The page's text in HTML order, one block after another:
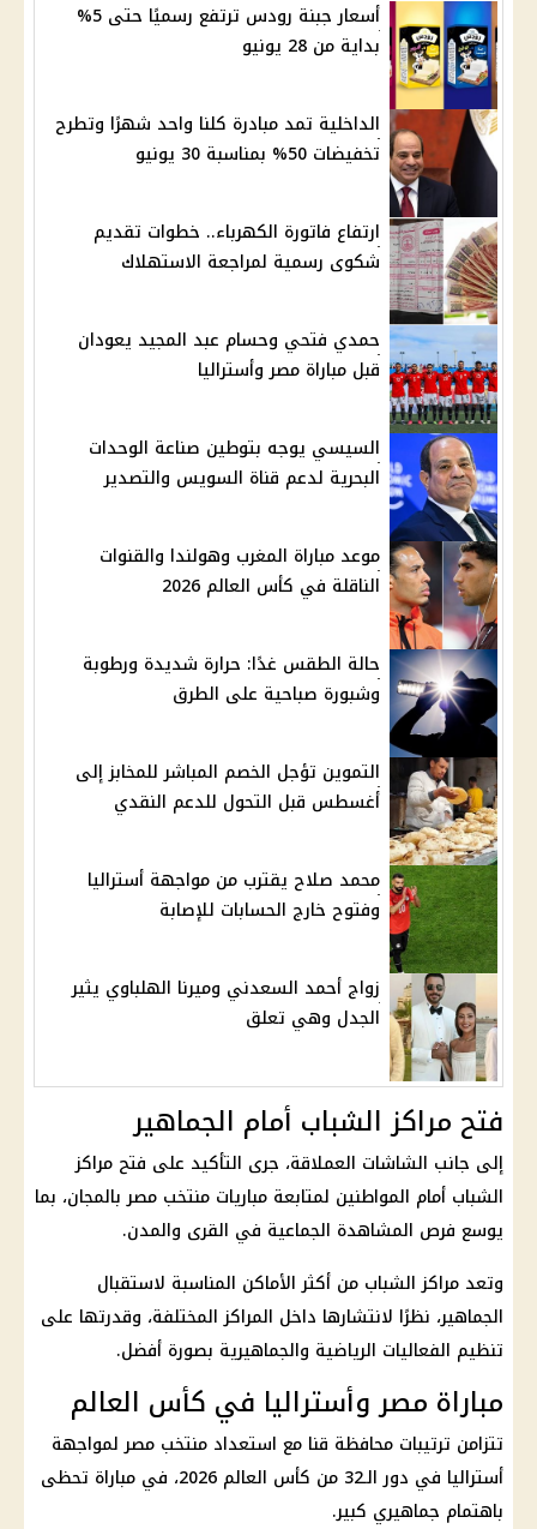
أسعار جبنة رودس ترتفع رسميًا حتى 5%
بداية من 28 يونيو
الداخلية تمد مبادرة كلنا واحد شهرًا وتطرح
تخفيضات 50% بمناسبة 30 يونيو
ارتفاع فاتورة الكهرباء.. خطوات تقديم
شكوى رسمية لمراجعة الاستهلاك
حمدي فتحي وحسام عبد المجيد يعودان
قبل مباراة مصر وأستراليا
السيسي يوجه بتوطين صناعة الوحدات
البحرية لدعم قناة السويس والتصدير
موعد مباراة المغرب وهولندا والقنوات
الناقلة في كأس العالم 2026
حالة الطقس غدًا: حرارة شديدة ورطوبة
وشبورة صباحية على الطرق
التموين تؤجل الخصم المباشر للمخابز إلى
أغسطس قبل التحول للدعم النقدي
محمد صلاح يقترب من مواجهة أستراليا
وفتوح خارج الحسابات للإصابة
زواج أحمد السعدني وميرنا الهلباوي يثير
الجدل وهي تعلق
فتح مراكز الشباب أمام الجماهير
إلى جانب الشاشات العملاقة، جرى التأكيد على فتح مراكز
الشباب أمام المواطنين لمتابعة مباريات منتخب مصر بالمجان، بما
يوسع فرص المشاهدة الجماعية في القرى والمدن.
وتعد مراكز الشباب من أكثر الأماكن المناسبة لاستقبال
الجماهير، نظرًا لانتشارها داخل المراكز المختلفة، وقدرتها على
تنظيم الفعاليات الرياضية والجماهيرية بصورة أفضل.
مباراة مصر وأستراليا في كأس العالم
تتزامن ترتيبات محافظة قنا مع استعداد منتخب مصرلمواجهة
أستراليا في دور الـ32 من
كأس العالم 2026
، في مباراة تحظى
باهتمام جماهيري كبير.